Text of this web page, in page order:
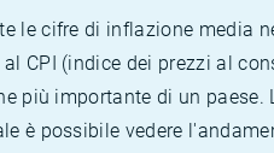
le cifre di inflazione media
CPI (indice dei prezzi al
più importante di un paese.
è possibile vedere